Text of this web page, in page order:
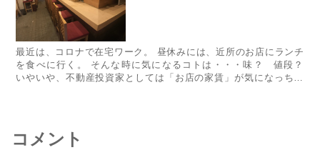
​​​​​​​​​​​​​​​​最近は、コロナで在宅ワーク。 昼休みには、近所のお店にランチ
を食べに行く。 そんな時に気になるコトは・・・味？ 値段？
いやいや、不動産投資家としては「お店の家賃」が気になっちゃ
コメント